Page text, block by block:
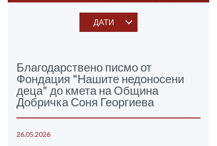
ДАТИ
Благодарствено писмо от
Фондация "Нашите недоносени
деца" до кмета на Община
Добричка Соня Георгиева
26.05.2026